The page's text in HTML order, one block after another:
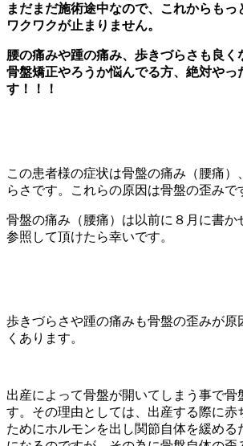
まだまだ施術途中なので、これからもっ
ワクワクが止まりません。
腰の痛みや踵の痛み、歩きづらさも良く
骨盤矯正やろうか悩んでる方、絶対やっ
す！！！
この患者様の症状は骨盤の痛み（腰痛）
らさです。これらの原因は骨盤の歪みで
骨盤の痛み（腰痛）は以前に８月に書か
参照して頂けたら幸いです。
歩きづらさや踵の痛みも骨盤の歪みが原
くあります。
出産によって骨盤が開いてしまう事で骨
す。その理由としては、出産する際に赤
ためにホルモンを出し関節自体を緩める